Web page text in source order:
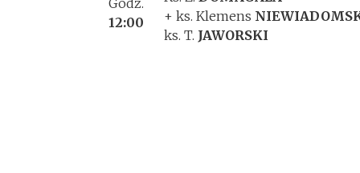
Godz.
12:00
+ ks. Klemens
ks. T. JAWORSKI